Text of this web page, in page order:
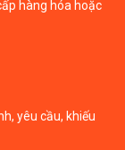
hàng hóa hoặc
yêu cầu, khiếu